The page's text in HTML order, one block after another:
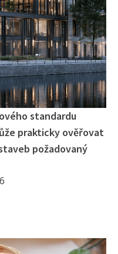
standardu
prakticky ověřovat
požadovaný